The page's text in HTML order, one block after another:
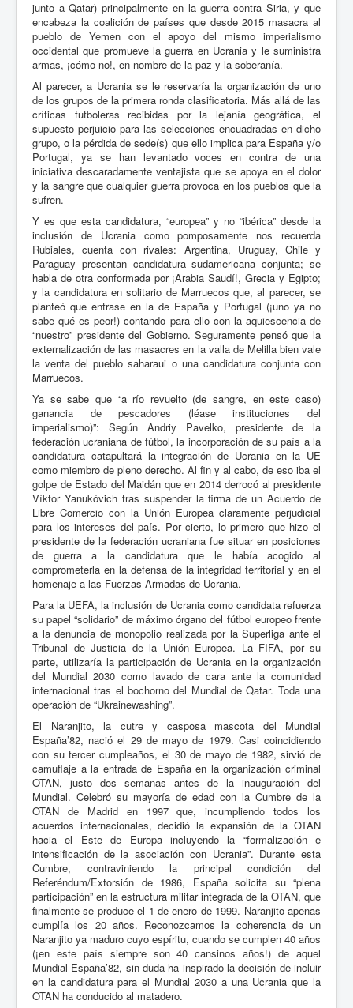
junto a Qatar) principalmente en la guerra contra Siria, y que
encabeza la coalición de países que desde 2015 masacra al
pueblo de Yemen con el apoyo del mismo imperialismo
occidental que promueve la guerra en Ucrania y le suministra
armas, ¡cómo no!, en nombre de la paz y la soberanía.
Al parecer, a Ucrania se le reservaría la organización de uno
de los grupos de la primera ronda clasificatoria. Más allá de las
críticas futboleras recibidas por la lejanía geográfica, el
supuesto perjuicio para las selecciones encuadradas en dicho
grupo, o la pérdida de sede(s) que ello implica para España y/o
Portugal, ya se han levantado voces en contra de una
iniciativa descaradamente ventajista que se apoya en el dolor
y la sangre que cualquier guerra provoca en los pueblos que la
sufren.
Y es que esta candidatura, “europea” y no “ibérica” desde la
inclusión de Ucrania como pomposamente nos recuerda
Rubiales, cuenta con rivales: Argentina, Uruguay, Chile y
Paraguay presentan candidatura sudamericana conjunta; se
habla de otra conformada por ¡Arabia Saudí!, Grecia y Egipto;
y la candidatura en solitario de Marruecos que, al parecer, se
planteó que entrase en la de España y Portugal (¡uno ya no
sabe qué es peor!) contando para ello con la aquiescencia de
“nuestro” presidente del Gobierno. Seguramente pensó que la
externalización de las masacres en la valla de Melilla bien vale
la venta del pueblo saharaui o una candidatura conjunta con
Marruecos.
Ya se sabe que “a río revuelto (de sangre, en este caso)
ganancia de pescadores (léase instituciones del
imperialismo)”: Según Andriy Pavelko, presidente de la
federación ucraniana de fútbol, la incorporación de su país a la
candidatura catapultará la integración de Ucrania en la UE
como miembro de pleno derecho. Al fin y al cabo, de eso iba el
golpe de Estado del Maidán que en 2014 derrocó al presidente
Víktor Yanukóvich tras suspender la firma de un Acuerdo de
Libre Comercio con la Unión Europea claramente perjudicial
para los intereses del país. Por cierto, lo primero que hizo el
presidente de la federación ucraniana fue situar en posiciones
de guerra a la candidatura que le había acogido al
comprometerla en la defensa de la integridad territorial y en el
homenaje a las Fuerzas Armadas de Ucrania.
Para la UEFA, la inclusión de Ucrania como candidata refuerza
su papel “solidario” de máximo órgano del fútbol europeo frente
a la denuncia de monopolio realizada por la Superliga ante el
Tribunal de Justicia de la Unión Europea. La FIFA, por su
parte, utilizaría la participación de Ucrania en la organización
del Mundial 2030 como lavado de cara ante la comunidad
internacional tras el bochorno del Mundial de Qatar. Toda una
operación de “Ukrainewashing”.
El Naranjito, la cutre y casposa mascota del Mundial
España’82, nació el 29 de mayo de 1979. Casi coincidiendo
con su tercer cumpleaños, el 30 de mayo de 1982, sirvió de
camuflaje a la entrada de España en la organización criminal
OTAN, justo dos semanas antes de la inauguración del
Mundial. Celebró su mayoría de edad con la Cumbre de la
OTAN de Madrid en 1997 que, incumpliendo todos los
acuerdos internacionales, decidió la expansión de la OTAN
hacia el Este de Europa incluyendo la “formalización e
intensificación de la asociación con Ucrania”. Durante esta
Cumbre, contraviniendo la principal condición del
Referéndum/Extorsión de 1986, España solicita su “plena
participación” en la estructura militar integrada de la OTAN, que
finalmente se produce el 1 de enero de 1999. Naranjito apenas
cumplía los 20 años. Reconozcamos la coherencia de un
Naranjito ya maduro cuyo espíritu, cuando se cumplen 40 años
(¡en este país siempre son 40 cansinos años!) de aquel
Mundial España’82, sin duda ha inspirado la decisión de incluir
en la candidatura para el Mundial 2030 a una Ucrania que la
OTAN ha conducido al matadero.